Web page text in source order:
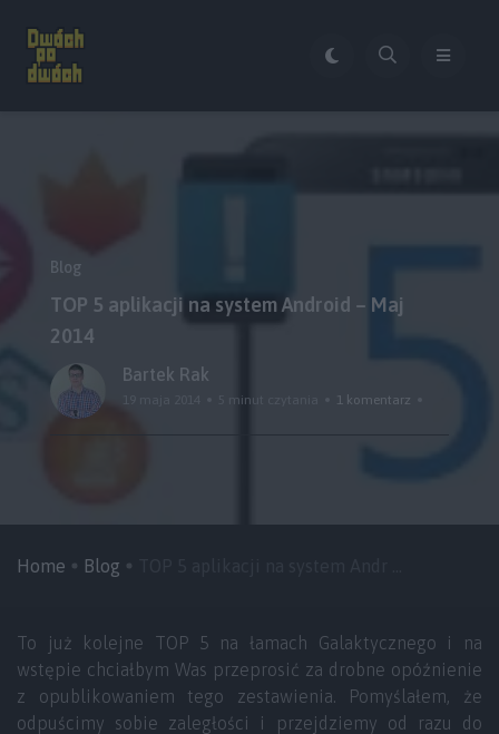
Blog
TOP 5 aplikacji na system Android – Maj
2014
Bartek Rak
5 minut czytania 1 komentarz
Home Blog
To już kolejne TOP 5 na łamach Galaktycznego i na
wstępie chciałbym Was przeprosić za drobne opóźnienie
z opublikowaniem tego zestawienia. Pomyślałem, że
odpuścimy sobie zaległości i przejdziemy od razu do